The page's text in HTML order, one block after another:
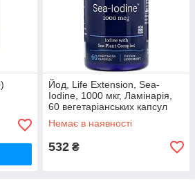
Йод, Life Extension, Sea-
Iodine, 1000 мкг, Ламінарія,
60 вегетаріанських капсул
Немає в наявності
532 ₴